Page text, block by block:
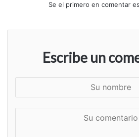
Se el primero en comentar
Escribe un